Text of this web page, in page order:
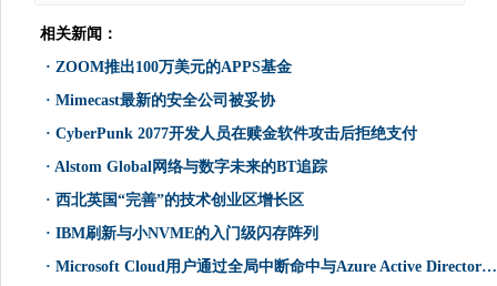
相关新闻：
· ZOOM推出100万美元的APPS基金
· Mimecast最新的安全公司被妥协
· Cyber​​Punk 2077开发人员在赎金软件攻击后拒绝支付
· Alstom Global网络与数字未来的BT追踪
· 西北英国“完善”的技术创业区增长区
· IBM刷新与小NVME的入门级闪存阵列
· Microsoft Cloud用户通过全局中断命中与Azure Active Directory问题相关联